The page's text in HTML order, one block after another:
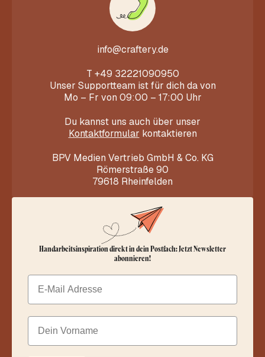
info@craftery.de
T +49 32221090950
Unser Supportteam ist für dich da von
Mo – Fr von 09:00 – 17:00 Uhr
Du kannst uns auch über unser
Kontaktformular kontaktieren
BPV Medien Vertrieb GmbH & Co. KG
Römerstraße 90
79618 Rheinfelden
Handarbeitsinspiration direkt in dein Postfach: Jetzt Newsletter
abonnieren!
Email
Dein Vorname